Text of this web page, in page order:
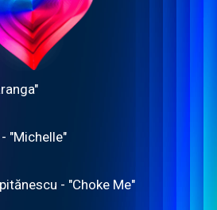
"Michelle"
- "Choke Me"